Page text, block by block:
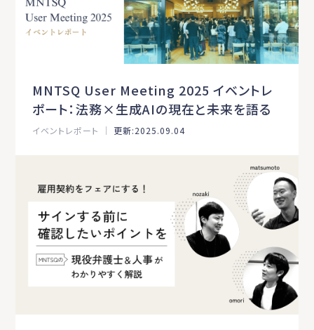
MNTSQ User Meeting 2025 イベントレ
ポート：法務×生成AIの現在と未来を語る
イベントレポート ｜ 更新:2025.09.04